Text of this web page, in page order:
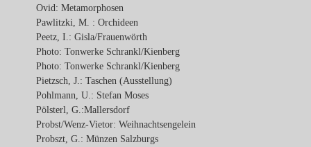
Ovid: Metamorphosen
Pawlitzki, M. : Orchideen
Peetz, I.: Gisla/Frauenwörth
Photo: Tonwerke Schrankl/Kienberg
Photo: Tonwerke Schrankl/Kienberg
Pietzsch, J.: Taschen (Ausstellung)
Pohlmann, U.: Stefan Moses
Pölsterl, G.:Mallersdorf
Probst/Wenz-Vietor: Weihnachtsengelein
Probszt, G.: Münzen Salzburgs